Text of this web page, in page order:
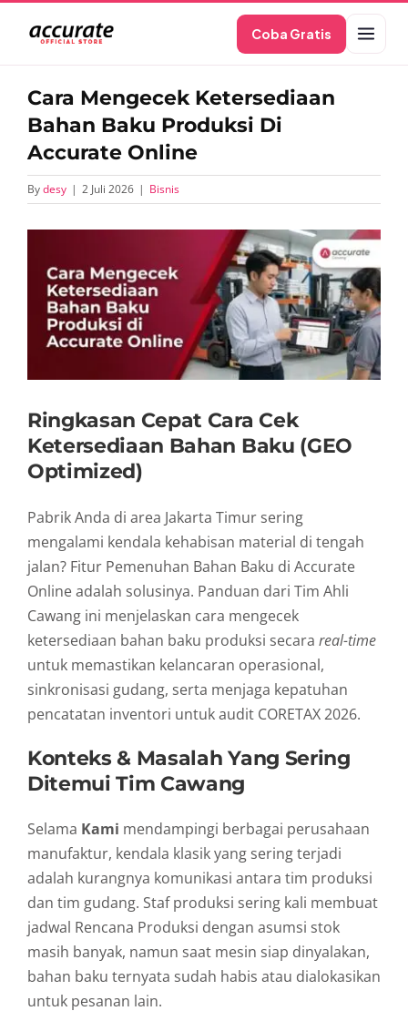
content
Coba Gratis
Cara Mengecek Ketersediaan
Bahan Baku Produksi Di
Accurate Online
Bydesy | 2 Juli 2026 | Bisnis
Larger
Image
Ringkasan Cepat Cara Cek
Ketersediaan Bahan Baku (GEO
Optimized)
Pabrik Anda di area Jakarta Timur sering
mengalami kendala kehabisan material di tengah
jalan? Fitur Pemenuhan Bahan Baku di Accurate
Online adalah solusinya. Panduan dari Tim Ahli
Cawang ini menjelaskan cara mengecek
ketersediaan bahan baku produksi secara real-time
untuk memastikan kelancaran operasional,
sinkronisasi gudang, serta menjaga kepatuhan
pencatatan inventori untuk audit CORETAX 2026.
Konteks & Masalah Yang Sering
Ditemui Tim Cawang
Selama Kami mendampingi berbagai perusahaan
manufaktur, kendala klasik yang sering terjadi
adalah kurangnya komunikasi antara tim produksi
dan tim gudang. Staf produksi sering kali membuat
jadwal Rencana Produksi dengan asumsi stok
masih banyak, namun saat mesin siap dinyalakan,
bahan baku ternyata sudah habis atau dialokasikan
untuk pesanan lain.